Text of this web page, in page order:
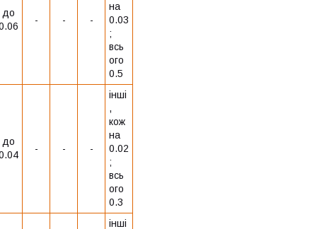
до
- - -
на
0.03
;
всь
ого
0.5
до
- - -
інші
,
кож
на
0.02
;
всь
ого
0.3
інші